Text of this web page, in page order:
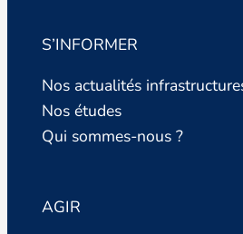
S’INFORMER
Nos actualités
Nos études
Qui sommes-nous ?
AGIR